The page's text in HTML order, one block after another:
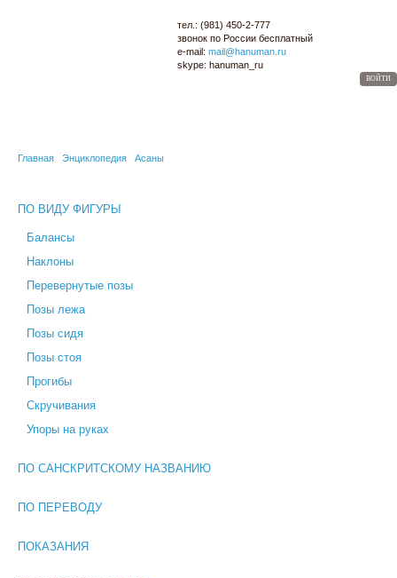
тел.: (981) 450-2-777
звонок по России бесплатный
e-mail: mail@hanuman.ru
skype: hanuman_ru
ВОЙТИ
Главная Энциклопедия Асаны
ПО ВИДУ ФИГУРЫ
Балансы
Наклоны
Перевернутые позы
Позы лежа
Позы сидя
Позы стоя
Прогибы
Скручивания
Упоры на руках
ПО САНСКРИТСКОМУ НАЗВАНИЮ
ПО ПЕРЕВОДУ
ПОКАЗАНИЯ